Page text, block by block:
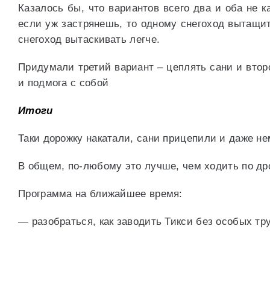
Казалось бы, что вариантов всего два и оба не
если уж застрянешь, то одному снегоход
снегоход вытаскивать легче.
Придумали третий вариант – цеплять сани и
и подмога с собой
Итоги
Таки дорожку накатали, сани прицепили и даже
В общем, по-любому это лучше, чем ходить по
Программа на ближайшее время:
— разобраться, как заводить Тикси без особых